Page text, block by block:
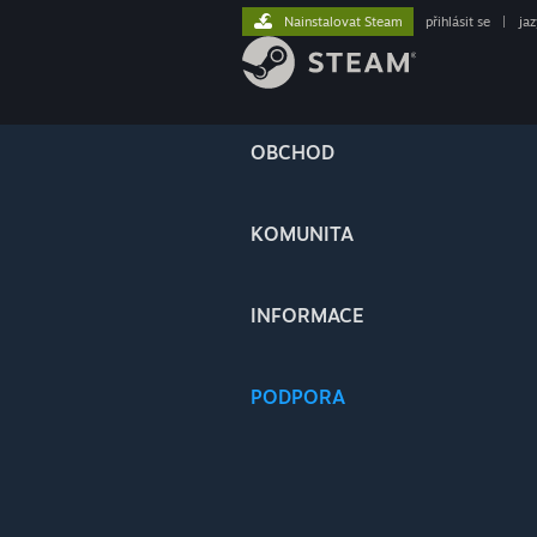
OBCHOD
KOMUNITA
INFORMACE
PODPORA
Nainstalovat Steam přihlásit se